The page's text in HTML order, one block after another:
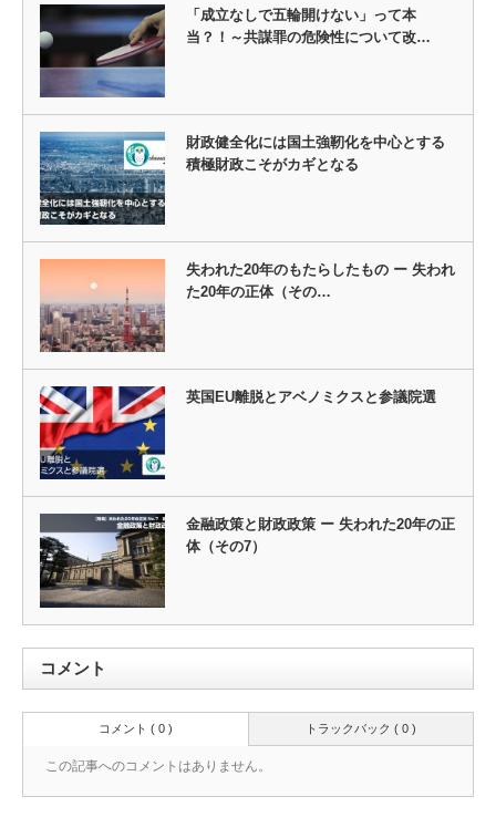
「成立なしで五輪開けない」って本
当？！～共謀罪の危険性について改…
財政健全化には国土強靭化を中心とする
積極財政こそがカギとなる
失われた20年のもたらしたもの ー 失われ
た20年の正体（その…
英国EU離脱とアベノミクスと参議院選
金融政策と財政政策 ー 失われた20年の正
体（その7）
コメント
トラックバック ( 0 )
コメント ( 0 )
この記事へのコメントはありません。